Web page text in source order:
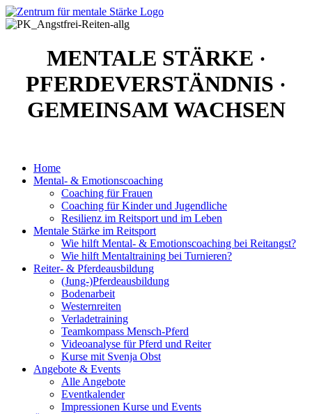
MENTALE STÄRKE ·
PFERDEVERSTÄNDNIS ·
GEMEINSAM WACHSEN
Home
Mental- & Emotionscoaching
Coaching für Frauen
Coaching für Kinder und Jugendliche
Resilienz im Reitsport und im Leben
Mentale Stärke im Reitsport
Wie hilft Mental- & Emotionscoaching bei Reitangst?
Wie hilft Mentaltraining bei Turnieren?
Reiter- & Pferdeausbildung
(Jung-)Pferdeausbildung
Bodenarbeit
Westernreiten
Verladetraining
Teamkompass Mensch-Pferd
Videoanalyse für Pferd und Reiter
Kurse mit Svenja Obst
Angebote & Events
Alle Angebote
Eventkalender
Impressionen Kurse und Events